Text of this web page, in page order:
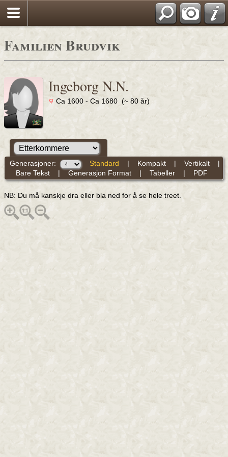
Familien Brudvik
Ingeborg N.N.
Ca 1600 - Ca 1680 (~ 80 år)
Generasjoner: Standard | Kompakt| Vertikalt|
Bare Tekst| Generasjon Format| Tabeller| PDF
NB: Du må kanskje dra eller bla ned for å se hele treet.